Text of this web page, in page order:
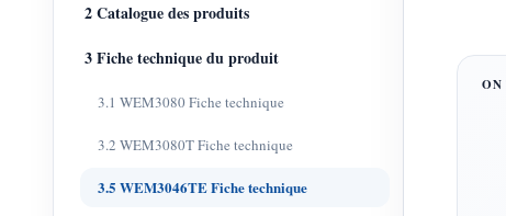
2 Catalogue des produits
3 Fiche technique du produit
3.1 WEM3080 Fiche technique
3.2 WEM3080T Fiche technique
3.5 WEM3046TE Fiche technique